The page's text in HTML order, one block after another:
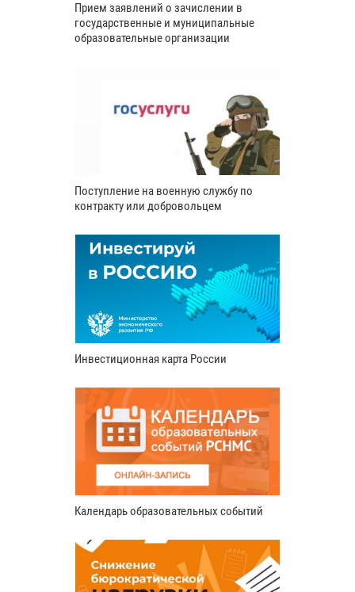
Прием заявлений о зачислении в
государственные и муниципальные
образовательные организации
Поступление на военную службу по
контракту или добровольцем
Инвестиционная карта России
Календарь образовательных событий